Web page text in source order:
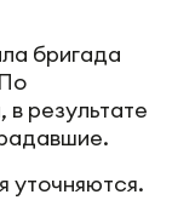
бригада
результате
уточняются.